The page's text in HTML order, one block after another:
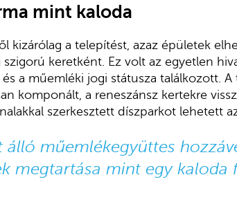
mint kaloda
kizárólag a telepítést, azaz épületek
keretként. Ez volt az egyetlen
a műemléki jogi státusza találkozott.
komponált, a reneszánsz kertekre
szerkesztett díszparkot lehetett
műemlékegyüttes
megtartása mint egy kaloda